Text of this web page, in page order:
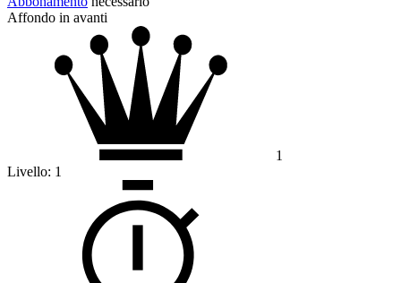
Affondo in avanti
1
Livello: 1